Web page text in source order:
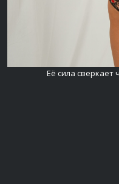
Её сила сверкает